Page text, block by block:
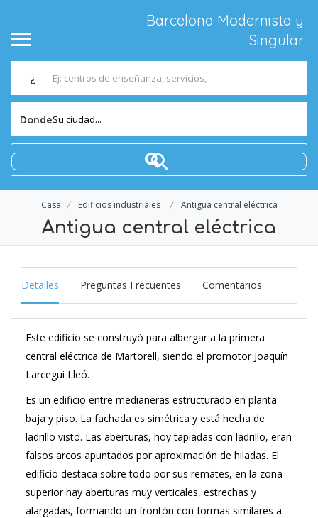
Barcelona Modernista y
Singular
¿
DondeSu ciudad...
Casa Edificios industriales Antigua central eléctrica
Antigua central eléctrica
Detalles Preguntas Frecuentes Comentarios
Este edificio se construyó para albergar a la primera
central eléctrica de Martorell, siendo el promotor Joaquín
Larcegui Lleó.
Es un edificio entre medianeras estructurado en planta
baja y piso. La fachada es simétrica y está hecha de
ladrillo visto. Las aberturas, hoy tapiadas con ladrillo, eran
falsos arcos apuntados por aproximación de hiladas. El
edificio destaca sobre todo por sus remates, en la zona
superior hay aberturas muy verticales, estrechas y
alargadas, formando un frontón con formas similares a